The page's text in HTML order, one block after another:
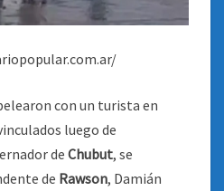
con un turista en
luego de
de Chubut, se
de Rawson, Damián